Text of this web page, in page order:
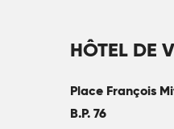
HÔTEL DE
Place François
B.P. 76